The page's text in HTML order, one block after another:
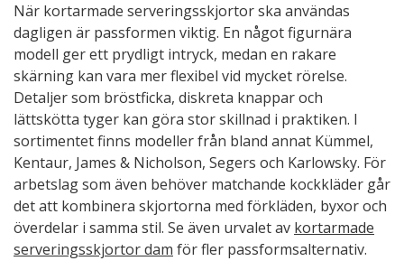
När kortarmade serveringsskjortor ska användas
dagligen är passformen viktig. En något figurnära
modell ger ett prydligt intryck, medan en rakare
skärning kan vara mer flexibel vid mycket rörelse.
Detaljer som bröstficka, diskreta knappar och
lättskötta tyger kan göra stor skillnad i praktiken. I
sortimentet finns modeller från bland annat Kümmel,
Kentaur, James & Nicholson, Segers och Karlowsky. För
arbetslag som även behöver matchande kockkläder går
det att kombinera skjortorna med förkläden, byxor och
överdelar i samma stil. Se även urvalet av kortarmade
serveringsskjortor dam för fler passformsalternativ.